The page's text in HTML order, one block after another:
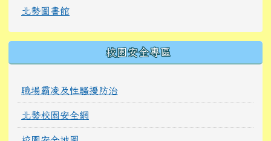
北勢圖書館
校園安全專區
職場霸凌及性騷擾防治
北勢校園安全網